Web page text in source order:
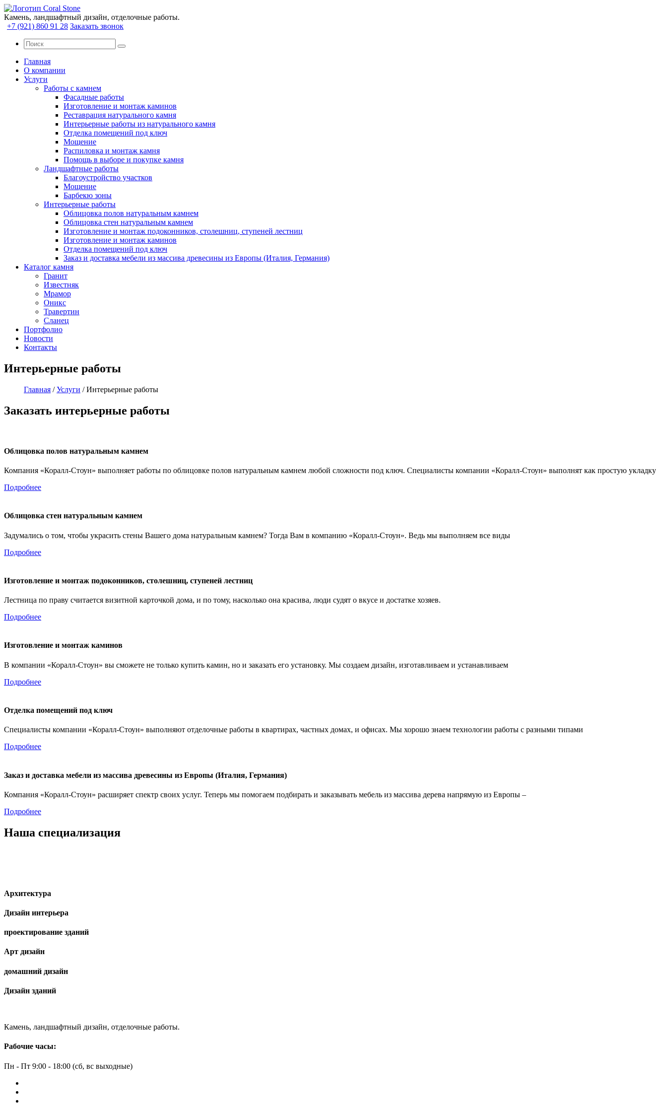
Камень, ландшафтный дизайн, отделочные работы.
+7 (921) 860 91 28 Заказать звонок
Главная
О компании
Услуги
Работы с камнем
Фасадные работы
Изготовление и монтаж каминов
Реставрация натурального камня
Интерьерные работы из натурального камня
Отделка помещений под ключ
Мощение
Распиловка и монтаж камня
Помощь в выборе и покупке камня
Ландшафтные работы
Благоустройство участков
Мощение
Барбекю зоны
Интерьерные работы
Облицовка полов натуральным камнем
Облицовка стен натуральным камнем
Изготовление и монтаж подоконников, столешниц, ступеней лестниц
Изготовление и монтаж каминов
Отделка помещений под ключ
Заказ и доставка мебели из массива древесины из Европы (Италия, Германия)
Каталог камня
Гранит
Известняк
Мрамор
Оникс
Травертин
Сланец
Портфолио
Новости
Контакты
Интерьерные работы
Главная /Услуги / Интерьерные работы
Заказать интерьерные работы
Облицовка полов натуральным камнем
Компания «Коралл-Стоун» выполняет работы по облицовке полов натуральным камнем любой сложности под ключ. Специалисты компании «Коралл-Стоун» выполнят как простую укладку
Подробнее
Облицовка стен натуральным камнем
Задумались о том, чтобы украсить стены Вашего дома натуральным камнем? Тогда Вам в компанию «Коралл-Стоун». Ведь мы выполняем все виды
Подробнее
Изготовление и монтаж подоконников, столешниц, ступеней лестниц
Лестница по праву считается визитной карточкой дома, и по тому, насколько она красива, люди судят о вкусе и достатке хозяев.
Подробнее
Изготовление и монтаж каминов
В компании «Коралл-Стоун» вы сможете не только купить камин, но и заказать его установку. Мы создаем дизайн, изготавливаем и устанавливаем
Подробнее
Отделка помещений под ключ
Специалисты компании «Коралл-Стоун» выполняют отделочные работы в квартирах, частных домах, и офисах. Мы хорошо знаем технологии работы с разными типами
Подробнее
Заказ и доставка мебели из массива древесины из Европы (Италия, Германия)
Компания «Коралл-Стоун» расширяет спектр своих услуг. Теперь мы помогаем подбирать и заказывать мебель из массива дерева напрямую из Европы –
Подробнее
Наша специализация
Архитектура
Дизайн интерьера
проектирование зданий
Арт дизайн
домашний дизайн
Дизайн зданий
Камень, ландшафтный дизайн, отделочные работы.
Рабочие часы:
Пн - Пт 9:00 - 18:00 (сб, вс выходные)